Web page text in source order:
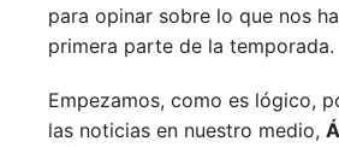
para opinar sobre lo que nos
primera parte de la temporada.
Empezamos, como es lógico,
las noticias en nuestro medio,